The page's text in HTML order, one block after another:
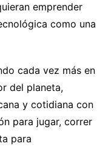
emprender
como una
cada vez más en
del planeta,
y cotidiana con
para jugar, correr
para